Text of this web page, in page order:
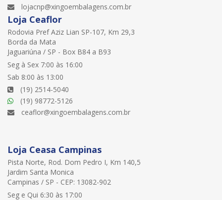
lojacnp@xingoembalagens.com.br
Loja Ceaflor
Rodovia Pref Aziz Lian SP-107, Km 29,3
Borda da Mata
Jaguariúna / SP - Box B84 a B93
Seg à Sex 7:00 às 16:00
Sab 8:00 às 13:00
(19) 2514-5040
(19) 98772-5126
ceaflor@xingoembalagens.com.br
Loja Ceasa Campinas
Pista Norte, Rod. Dom Pedro I, Km 140,5
Jardim Santa Monica
Campinas / SP - CEP: 13082-902
Seg e Qui 6:30 às 17:00